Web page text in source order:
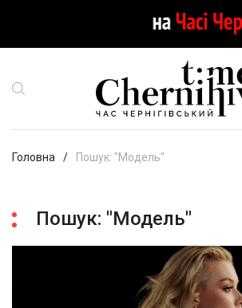
Головна Пошук: "Модель"
Пошук: "Модель"